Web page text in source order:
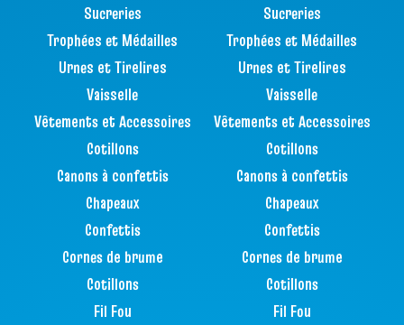
Sucreries
Trophées et Médailles
Urnes et Tirelires
Vaisselle
Vêtements et Accessoires
Cotillons
Canons à confettis
Chapeaux
Confettis
Cornes de brume
Cotillons
Fil Fou
Sucreries
Trophées et Médailles
Urnes et Tirelires
Vaisselle
Vêtements et Accessoires
Cotillons
Canons à confettis
Chapeaux
Confettis
Cornes de brume
Cotillons
Fil Fou